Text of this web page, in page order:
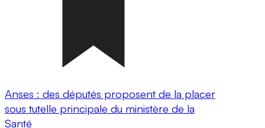
Anses : des députés proposent de la placer
sous tutelle principale du ministère de la
Santé